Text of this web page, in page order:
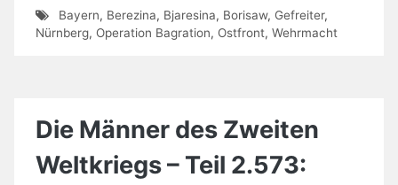
Bayern, Berezina, Bjaresina, Borisaw, Gefreiter,
Nürnberg, Operation Bagration, Ostfront, Wehrmacht
Die Männer des Zweiten
Weltkriegs – Teil 2.573: